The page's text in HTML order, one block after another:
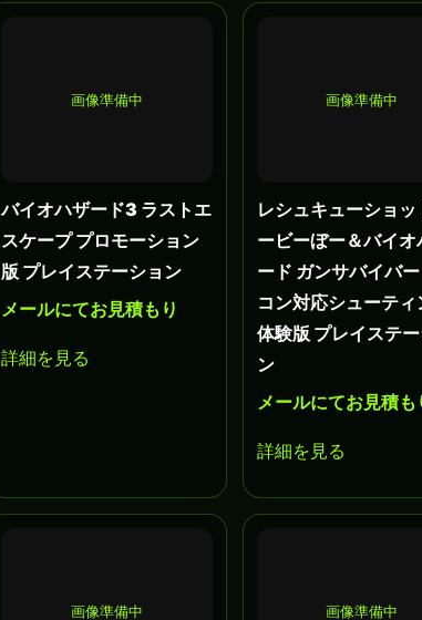
画像準備中
バイオハザード3 ラストエ
スケープ プロモーション
版 プレイステーション
メールにてお見積もり
詳細を見る
画像準備中
レシュキューショッ
ービーぼー＆バイオ
ード ガンサバイバ
コン対応シューティ
体験版 プレイステー
ン
メールにてお見積も
詳細を見る
画像準備中 画像準備中